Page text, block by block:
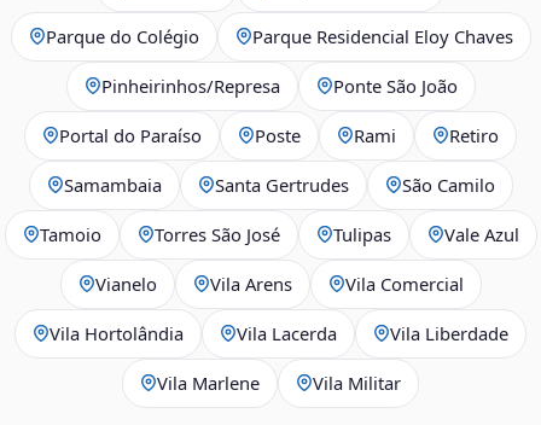
Parque do Colégio Parque Residencial Eloy Chaves
Pinheirinhos/Represa Ponte São João
Portal do Paraíso Poste Rami Retiro
Samambaia Santa Gertrudes São Camilo
Tamoio Torres São José Tulipas Vale Azul
Vianelo Vila Arens Vila Comercial
Vila Hortolândia Vila Lacerda Vila Liberdade
Vila Marlene Vila Militar